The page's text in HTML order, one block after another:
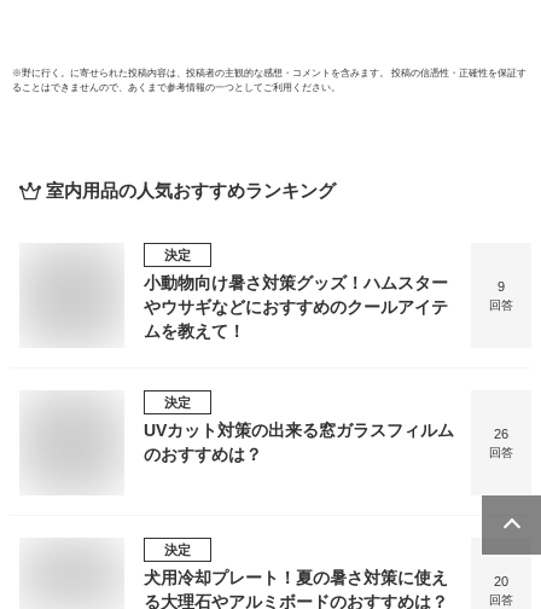
※野に行く。 に寄せられた投稿内容は、投稿者の主観的な感想・コメントを含みます。 投稿の信憑性・正確性を保証す
ることはできませんので、あくまで参考情報の一つとしてご利用ください。
室内用品の人気おすすめランキング
決定
小動物向け暑さ対策グッズ！ハムスター
やウサギなどにおすすめのクールアイテ
ムを教えて！
9
回答
決定
UVカット対策の出来る窓ガラスフィルム
のおすすめは？
26
回答
決定
犬用冷却プレート！夏の暑さ対策に使え
る大理石やアルミボードのおすすめは？
20
回答